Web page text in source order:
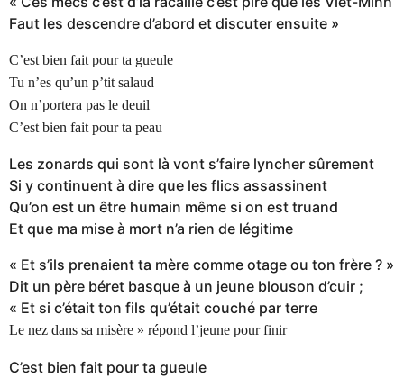
Faut les descendre d’abord et discuter ensuite »
C’est bien fait pour ta gueule
Tu n’es qu’un p’tit salaud
On n’portera pas le deuil
C’est bien fait pour ta peau
Les zonards qui sont là vont s’faire lyncher sûrement
Si y continuent à dire que les flics assassinent
Qu’on est un être humain même si on est truand
Et que ma mise à mort n’a rien de légitime
« Et s’ils prenaient ta mère comme otage ou ton frère ? »
Dit un père béret basque à un jeune blouson d’cuir ;
« Et si c’était ton fils qu’était couché par terre
Le nez dans sa misère » répond l’jeune pour finir
C’est bien fait pour ta gueule